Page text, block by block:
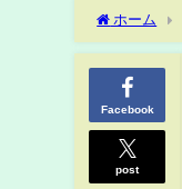
ホーム
Facebook
post